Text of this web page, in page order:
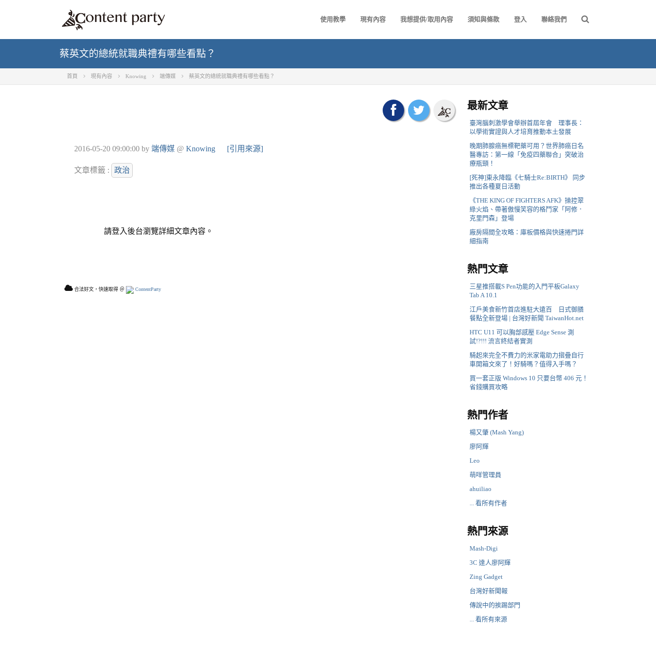
使用教學 現有內容 我想提供/取用內容 須知與條款 登入 聯絡我們
蔡英文的總統就職典禮有哪些看點？
首頁 現有內容 Knowing 端傳媒 蔡英文的總統就職典禮有哪些看點？
2016-05-20 09:00:00 by 端傳媒 @ Knowing [引用來源]
文章標籤 : 政治
請登入後台瀏覽詳細文章內容。
合法好文，快速取得 ＠ ContentParty
最新文章
臺灣腦刺激學會舉辦首屆年會 理事長：
以學術實證與人才培育推動本土發展
晚期肺腺癌無標靶藥可用？世界肺癌日名
醫專訪：第一線「免疫四藥聯合」突破治
療瓶頸！
[死神]東永降臨《七騎士Re:BIRTH》 同步
推出各種夏日活動
《THE KING OF FIGHTERS AFK》操控翠
綠火焰、帶著傲慢笑容的格鬥家「阿修．
克里門森」登場
廠房隔間全攻略：庫板價格與快速捲門詳
細指南
熱門文章
三星推搭載S Pen功能的入門平板Galaxy
Tab A 10.1
江戶美食新竹首店進駐大遠百 日式御膳
餐點全新登場 | 台灣好新聞 TaiwanHot.net
HTC U11 可以胸部感壓 Edge Sense 測
試!?!!! 流言終結者實測
騎起來完全不費力的米家電助力摺疊自行
車開箱文來了！好騎嗎？值得入手嗎？
買一套正版 Windows 10 只要台幣 406 元！
省錢購買攻略
熱門作者
楊又肇 (Mash Yang)
廖阿輝
Leo
萌咩管理員
ahuiliao
... 看所有作者
熱門來源
Mash-Digi
3C 達人廖阿輝
Zing Gadget
台灣好新聞報
傳說中的挨踢部門
... 看所有來源